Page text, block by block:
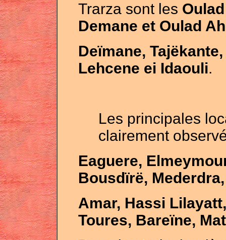
Trarza sont les
Demane et Oulad
Deïmane,
Lehcene ei Idaouli.
Les principales
clairement
Eaguere,
Bousdïrë,
Amar, Hassi
Toures, Bareïne,